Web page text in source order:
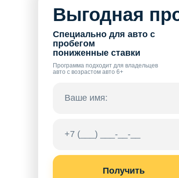
Выгодная
Специально для авто с
пробегом
пониженные ставки
Программа подходит для владельцев
авто с возрастом авто 6+
Получить